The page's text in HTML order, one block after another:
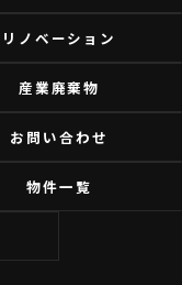
リノベーション
産業廃棄物
お問い合わせ
物件一覧